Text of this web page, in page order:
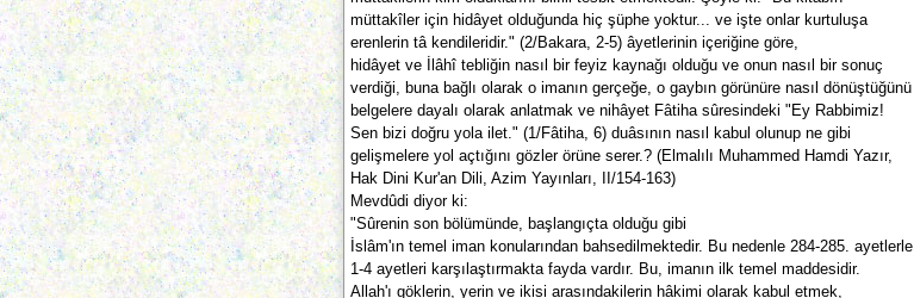
müttakîler için hidâyet olduğunda hiç şüphe yoktur... ve işte onlar kurtuluşa
erenlerin tâ kendileridir." (2/Bakara, 2-5) âyetlerinin içeriğine göre,
hidâyet ve İlâhî tebliğin nasıl bir feyiz kaynağı olduğu ve onun nasıl bir sonuç
verdiği, buna bağlı olarak o imanın gerçeğe, o gaybın görünüre nasıl dönüştüğünü
belgelere dayalı olarak anlatmak ve nihâyet Fâtiha sûresindeki "Ey Rabbimiz!
Sen bizi doğru yola ilet." (1/Fâtiha, 6) duâsının nasıl kabul olunup ne gibi
gelişmelere yol açtığını gözler örüne serer.? (Elmalılı Muhammed Hamdi Yazır,
Hak Dini Kur'an Dili, Azim Yayınları, II/154-163)
Mevdûdi diyor ki:
"Sûrenin son bölümünde, başlangıçta olduğu gibi
İslâm'ın temel iman konularından bahsedilmektedir. Bu nedenle 284-285. ayetlerle
1-4 ayetleri karşılaştırmakta fayda vardır. Bu, imanın ilk temel maddesidir.
Allah'ı göklerin, yerin ve ikisi arasındakilerin hâkimi olarak kabul etmek,